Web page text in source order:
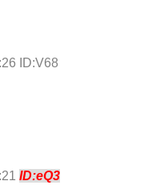
ID:V68
ID:eQ3